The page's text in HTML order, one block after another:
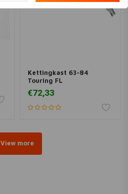
Kettingkast 63-84
Touring FL
€72,33
View more